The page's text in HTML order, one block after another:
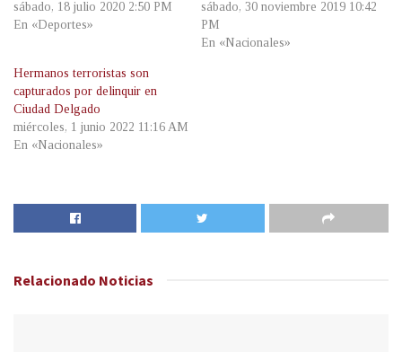
sábado, 18 julio 2020 2:50 PM
En «Deportes»
sábado, 30 noviembre 2019 10:42
PM
En «Nacionales»
Hermanos terroristas son
capturados por delinquir en
Ciudad Delgado
miércoles, 1 junio 2022 11:16 AM
En «Nacionales»
Relacionado Noticias